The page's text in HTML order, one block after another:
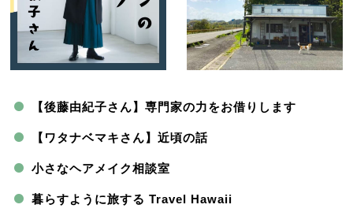
【後藤由紀子さん】専門家の力をお借りします
【ワタナベマキさん】近頃の話
小さなヘアメイク相談室
暮らすように旅する Travel Hawaii